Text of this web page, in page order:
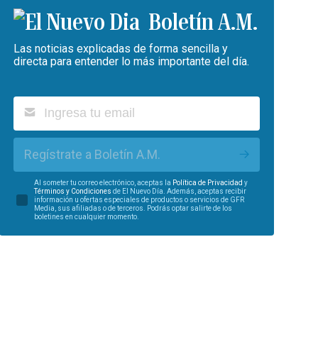
Boletín A.M.
Las noticias explicadas de forma sencilla y
directa para entender lo más importante del día.
Regístrate a Boletín A.M.
Al someter tu correo electrónico, aceptas la Política de Privacidad y
Términos y Condiciones de El Nuevo Día. Además, aceptas recibir
información u ofertas especiales de productos o servicios de GFR
Media, sus afiliadas o de terceros. Podrás optar salirte de los
boletines en cualquier momento.